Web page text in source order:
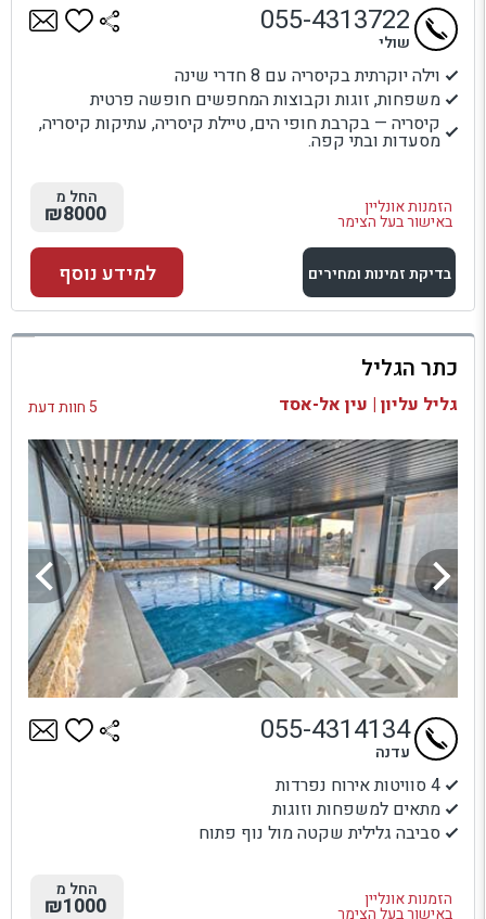
וילה יוקרתית בקיסריה עם 8 חדרי שינה
משפחות, זוגות וקבוצות המחפשים חופשה פרטית
קיסריה — בקרבת חופי הים, טיילת קיסריה, עתיקות קיסריה,
מסעדות ובתי קפה.
הזמנות אונליין
באישור בעל הצימר
055-4313722
שולי
החל מ
₪8000
בדיקת זמינות ומחירים
למתחם זה
בדיקת זמינות ומחירים
למידע נוסף
כתר הגליל
גליל עליון | עין אל-אסד 5 חוות דעת
4 סוויטות אירוח נפרדות
מתאים למשפחות וזוגות
סביבה גלילית שקטה מול נוף פתוח
הזמנות אונליין
באישור בעל הצימר
055-4314134
עדנה
החל מ
₪1000